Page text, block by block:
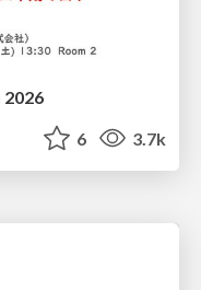
2026
6 3.7k